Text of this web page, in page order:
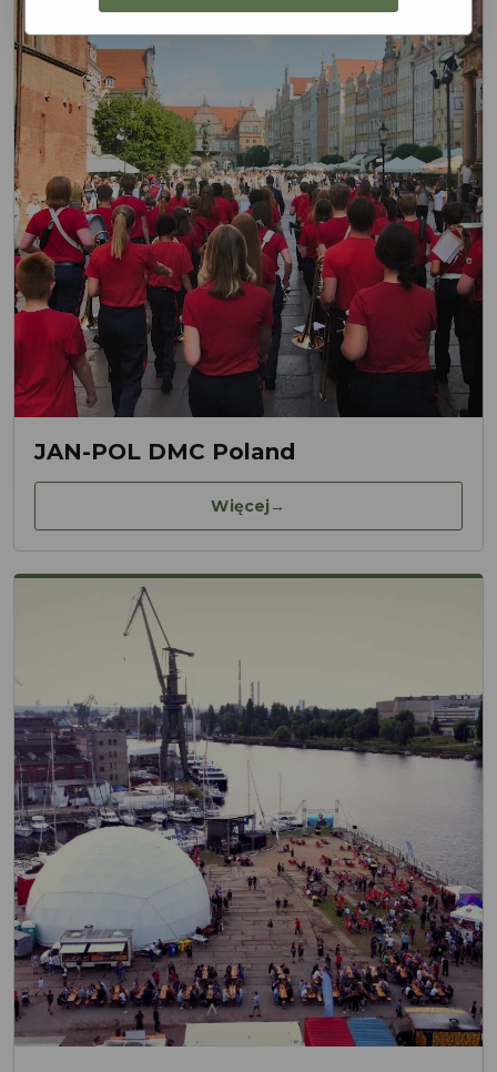
JAN-POL DMC Poland
Więcej→